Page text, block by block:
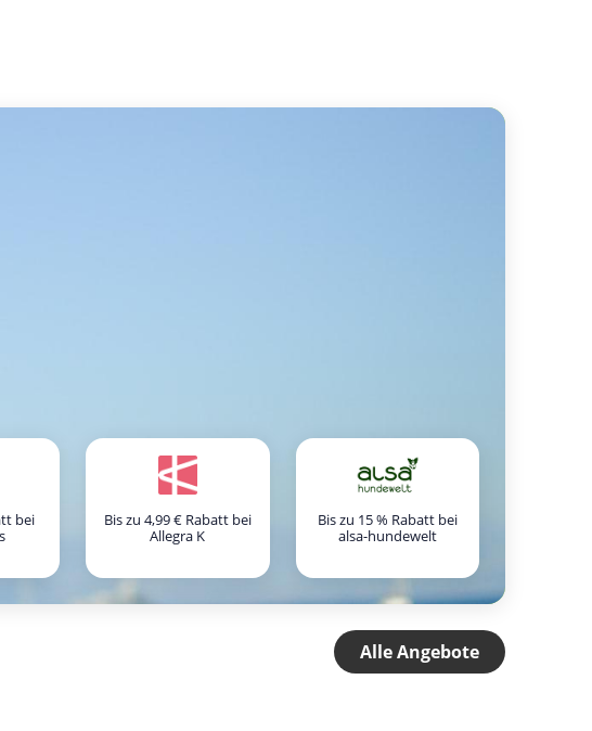
bei
Bis zu 4,99 € Rabatt bei
Allegra K
Bis zu 15 % Rabatt bei
alsa-hundewelt
Alle Angebote